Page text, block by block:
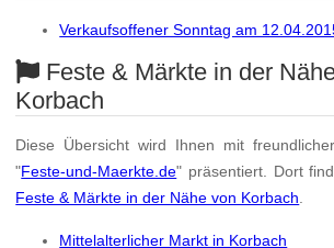
Verkaufsoffener Sonntag am
Feste & Märkte in der
Korbach
Diese Übersicht wird Ihnen mit
"Feste-und-Maerkte.de" präsentiert. Dort
Feste & Märkte in der Nähe von Korbach.
Mittelalterlicher Markt in Korbach